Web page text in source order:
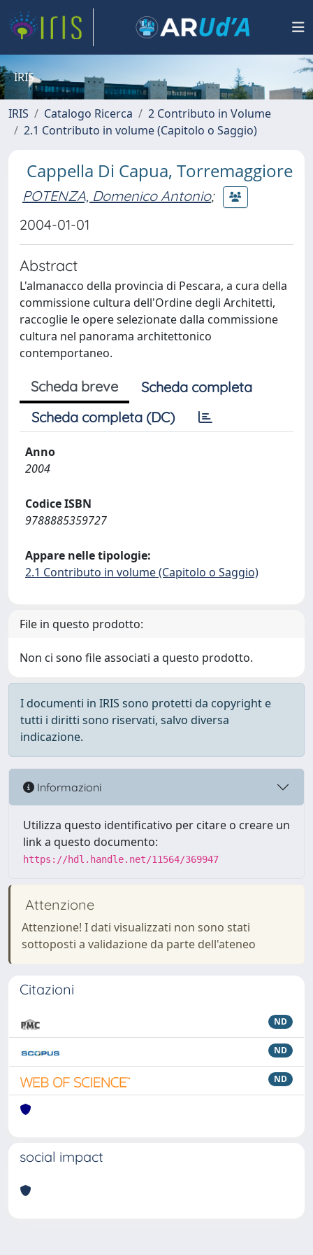
IRIS
IRIS Catalogo Ricerca
2 Contributo in Volume
2.1 Contributo in volume (Capitolo o Saggio)
Cappella Di Capua, Torremaggiore
POTENZA, Domenico Antonio;
2004-01-01
Abstract
L'almanacco della provincia di Pescara, a cura della
commissione cultura dell'Ordine degli Architetti,
raccoglie le opere selezionate dalla commissione
cultura nel panorama architettonico
contemportaneo.
Scheda breve
Scheda completa
Scheda completa (DC)
Anno
2004
Codice ISBN
9788885359727
Appare nelle tipologie:
2.1 Contributo in volume (Capitolo o Saggio)
File in questo prodotto:
Non ci sono file associati a questo prodotto.
I documenti in IRIS sono protetti da copyright e
tutti i diritti sono riservati, salvo diversa
indicazione.
Informazioni
Utilizza questo identificativo per citare o creare un
link a questo documento:
https://hdl.handle.net/11564/369947
Attenzione
Attenzione! I dati visualizzati non sono stati
sottoposti a validazione da parte dell'ateneo
Citazioni
ND
ND
ND
social impact